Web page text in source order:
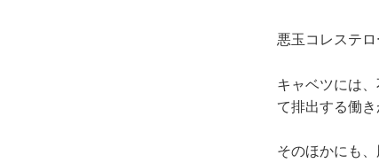
悪玉コレステ
キャベツには
て排出する働き
そのほかにも